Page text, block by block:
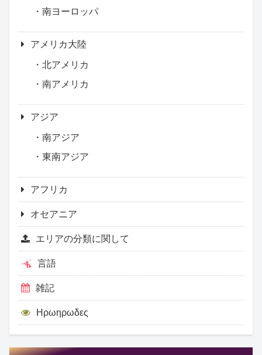
南ヨーロッパ
アメリカ大陸
北アメリカ
南アメリカ
アジア
南アジア
東南アジア
アフリカ
オセアニア
エリアの分類に関して
言語
雑記
Ηρωηρωδες